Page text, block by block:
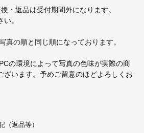
・返品は受付期間外になります。
。
真の順と同じ順になっております。
の環境によって写真の色味が実際の商
ざいます。予めご留意のほどよろしくお
（返品等）